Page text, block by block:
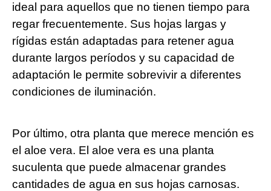
ideal para aquellos que no tienen tiempo para
regar frecuentemente. Sus hojas largas y
rígidas están adaptadas para retener agua
durante largos períodos y su capacidad de
adaptación le permite sobrevivir a diferentes
condiciones de iluminación.
Por último, otra planta que merece mención es
el aloe vera. El aloe vera es una planta
suculenta que puede almacenar grandes
cantidades de agua en sus hojas carnosas.